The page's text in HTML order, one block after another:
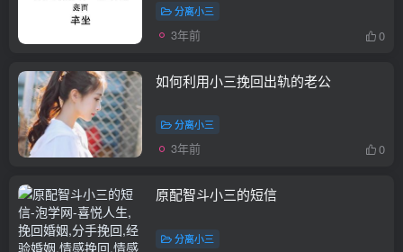
分离小三
3年前 0
如何利用小三挽回出轨的老公
分离小三
3年前 0
原配智斗小三的短信
分离小三